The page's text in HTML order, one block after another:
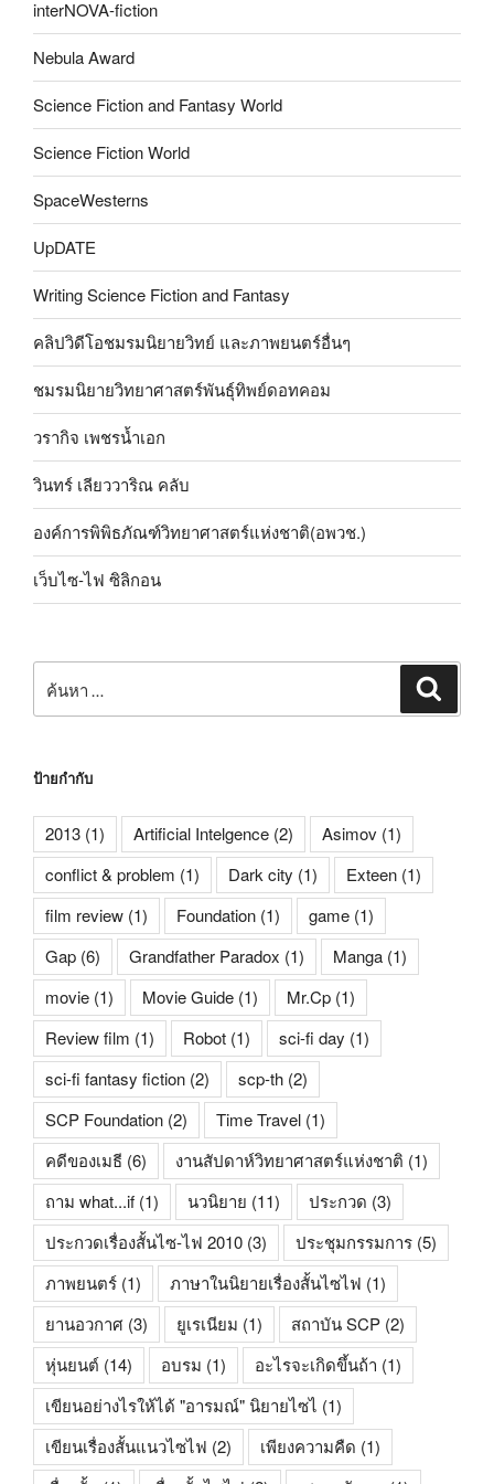
interNOVA-fiction
Nebula Award
Science Fiction and Fantasy World
Science Fiction World
SpaceWesterns
UpDATE
Writing Science Fiction and Fantasy
คลิปวิดีโอชมรมนิยายวิทย์ และภาพยนตร์อื่นๆ
ชมรมนิยายวิทยาศาสตร์พันธุ์ทิพย์ดอทคอม
วรากิจ เพชรน้ำเอก
วินทร์ เลียววาริณ คลับ
องค์การพิพิธภัณฑ์วิทยาศาสตร์แห่งชาติ(อพวช.)
เว็บไซ-ไฟ ซิลิกอน
ป้ายกำกับ
2013 (1) Artificial Intelgence (2) Asimov (1)
conflict & problem (1) Dark city (1) Exteen (1)
film review (1) Foundation (1) game (1)
Gap (6) Grandfather Paradox (1) Manga (1)
movie (1) Movie Guide (1) Mr.Cp (1)
Review film (1) Robot (1) sci-fi day (1)
sci-fi fantasy fiction (2) scp-th (2)
SCP Foundation (2) Time Travel (1)
คดีของเมธี (6) งานสัปดาห์วิทยาศาสตร์แห่งชาติ (1)
ถาม what...if (1) นวนิยาย (11) ประกวด (3)
ประกวดเรื่องสั้นไซ-ไฟ 2010 (3) ประชุมกรรมการ (5)
ภาพยนตร์ (1) ภาษาในนิยายเรื่องสั้นไซไฟ (1)
ยานอวกาศ (3) ยูเรเนียม (1) สถาบัน SCP (2)
หุ่นยนต์ (14) อบรม (1) อะไรจะเกิดขึ้นถ้า (1)
เขียนอย่างไรให้ได้ "อารมณ์" นิยายไซไ (1)
เขียนเรื่องสั้นแนวไซไฟ (2) เพียงความคืด (1)